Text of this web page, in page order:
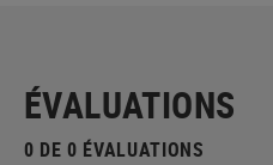
ÉVALUATIONS
0 DE 0 ÉVALUATIONS